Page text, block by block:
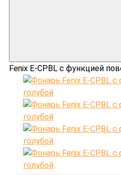
Fenix E-CPBL с функцией